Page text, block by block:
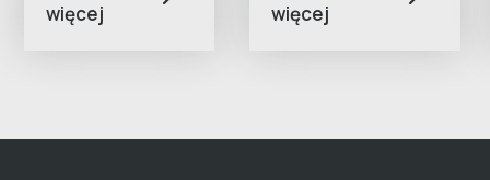
więcej
więcej